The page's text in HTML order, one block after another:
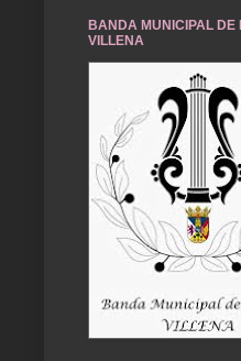
BANDA MUNICIPAL DE
VILLENA